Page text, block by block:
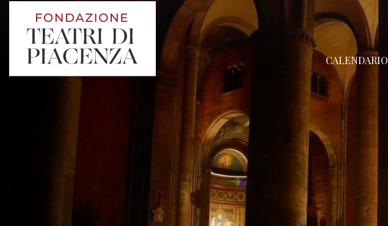
CALENDARIO